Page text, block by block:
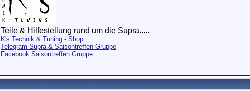
Teile & Hilfestellung rund um die Supra.....
K's Technik & Tuning - Shop
Telegram Supra & Saisontreffen Gruppe
Facebook Saisontreffen Gruppe